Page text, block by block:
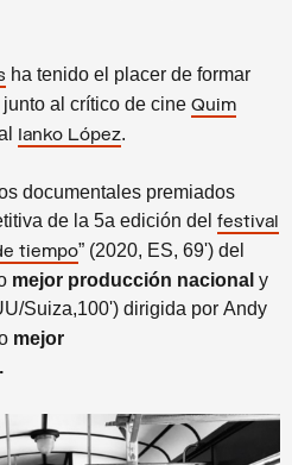
ha tenido el placer de formar
junto al crítico de cine Quim
Ianko López.
documentales premiados
de la 5a edición del festival
tiempo” (2020, ES, 69') del
mejor producción nacional y
Suiza,100') dirigida por Andy
mejor